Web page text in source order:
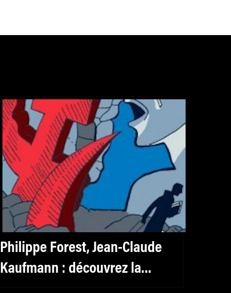
Philippe Forest, Jean-Claude
Kaufmann : découvrez la